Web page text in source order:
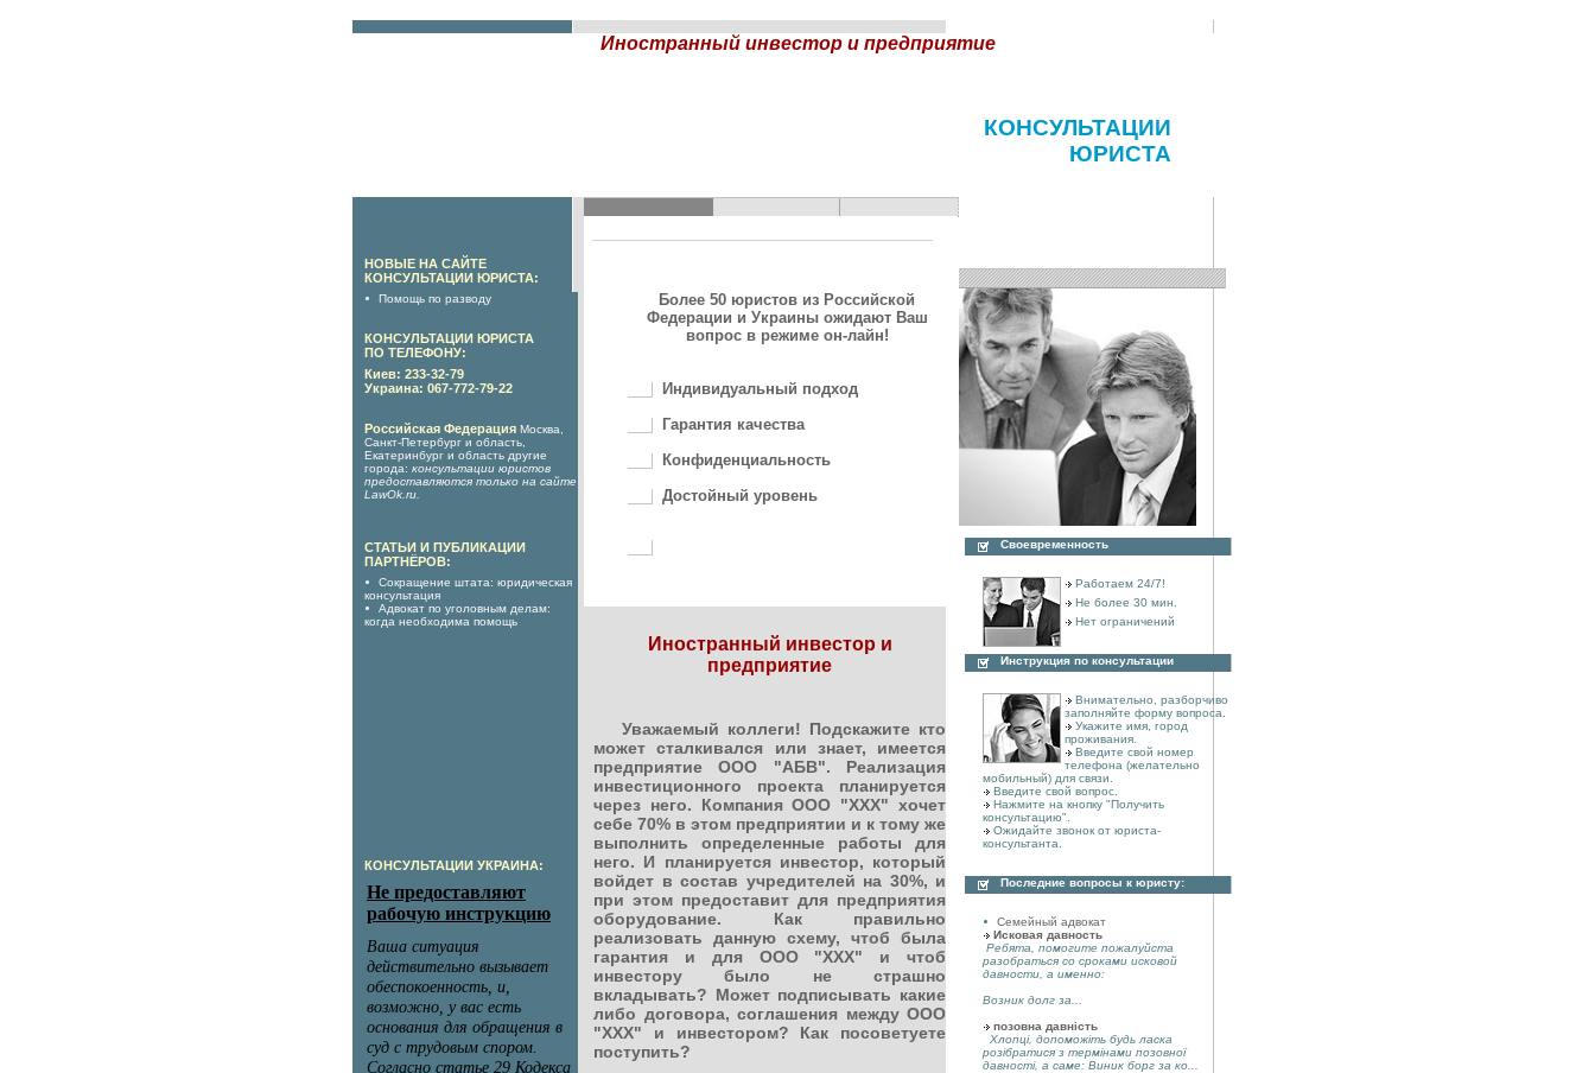
Иностранный инвестор и предприятие
КОНСУЛЬТАЦИИ
ЮРИСТА
НОВЫЕ НА САЙТЕ
КОНСУЛЬТАЦИИ ЮРИСТА:
Помощь по разводу
КОНСУЛЬТАЦИИ ЮРИСТА
ПО ТЕЛЕФОНУ:
Киев: 233-32-79
Украина: 067-772-79-22
Российская Федерация Москва,
Санкт-Петербург и область,
Екатеринбург и область другие
города: консультации юристов
предоставляются только на сайте
LawOk.ru
СТАТЬИ И ПУБЛИКАЦИИ
ПАРТНЁРОВ:
Сокращение штата: юридическая
консультация
Адвокат по уголовным делам:
когда необходима помощь
КОНСУЛЬТАЦИИ УКРАИНА:
Более 50 юристов из Российской
Федерации и Украины ожидают Ваш
вопрос в режиме он-лайн!
Индивидуальный подход
Гарантия качества
Конфиденциальность
Достойный уровень
Иностранный инвестор и
предприятие
Уважаемый коллеги! Подскажите кто
может сталкивался или знает, имеется
предприятие ООО "АБВ". Реализация
инвестиционного проекта планируется
через него. Компания ООО "ХХХ" хочет
себе 70% в этом предприятии и к тому же
выполнить определенные работы для
него. И планируется инвестор, который
войдет в состав учредителей на 30%, и
при этом предоставит для предприятия
оборудование. Как правильно
реализовать данную схему, чтоб была
гарантия и для ООО "ХХХ" и чтоб
инвестору было не страшно
вкладывать? Может подписывать какие
либо договора, соглашения между ООО
"ХХХ" и инвестором? Как посоветуете
поступить?
Своевременность
Работаем 24/7!
Не более 30 мин.
Нет ограничений
Инструкция по консультации
Внимательно, разборчиво
заполняйте форму вопроса.
Укажите имя, город
проживания.
Введите свой номер
телефона (желательно
мобильный) для связи.
Введите свой вопрос.
Нажмите на кнопку "Получить
консультацию".
Ожидайте звонок от юриста-
консультанта.
Последние вопросы к юристу:
Семейный адвокат
Исковая давность
Ребята, помогите пожалуйста
разобраться со сроками исковой
давности, а именно:
Возник долг за...
позовна давність
Хлопці, допоможіть будь ласка
розібратися з термінами позовної
давності, а саме: Виник борг за ко...